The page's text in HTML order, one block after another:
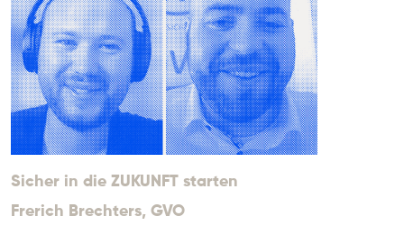
Sicher in die ZUKUNFT starten
Frerich Brechters, GVO